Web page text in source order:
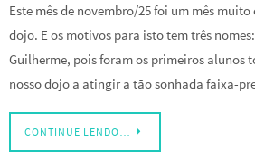
Este mês de novembro/25 foi um mês
dojo. E os motivos para isto tem três
Guilherme, pois foram os primeiros alunos
nosso dojo a atingir a tão sonhada faixa-
CONTINUE LENDO…